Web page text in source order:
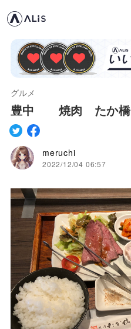
グルメ
豊中 焼肉 たか橋
meruchi
2022/12/04 06:57